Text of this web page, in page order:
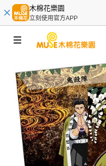
木棉花樂園
立刻使用官方APP